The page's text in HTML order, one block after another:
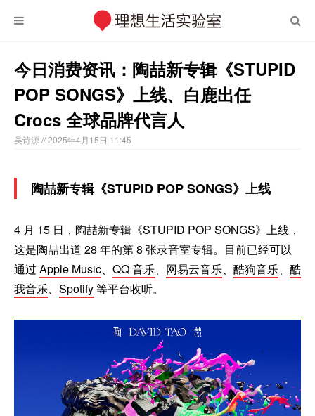
今日消费资讯：陶喆新专辑《STUPID
POP SONGS》上线、白鹿出任
Crocs 全球品牌代言人
吴诗源 // 2025年4月15日 11:45
陶喆新专辑《STUPID POP SONGS》上线
4 月 15 日，陶喆新专辑《STUPID POP SONGS》上线，
这是陶喆出道 28 年的第 8 张录音室专辑。目前已经可以
通过 Apple Music、 QQ 音乐、 网易云音乐、 酷狗音乐、 酷
我音乐、 Spotify等平台收听。